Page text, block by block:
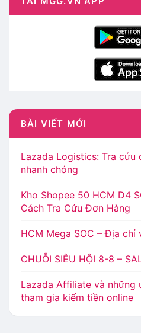
BÀI VIẾT MỚI
Lazada Logistics: Tra cứu
nhanh chóng
Kho Shopee 50 HCM D4
Cách Tra Cứu Đơn Hàng
HCM Mega SOC – Địa chỉ
CHUỖI SIÊU HỘI 8-8 –
Lazada Affiliate và những
tham gia kiếm tiền online